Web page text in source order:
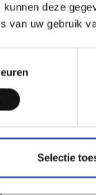
deze
van uw gebruik
Selectie
De lekkerste
verschillende
smaken passen
Academie is
info@weberstore.nl.